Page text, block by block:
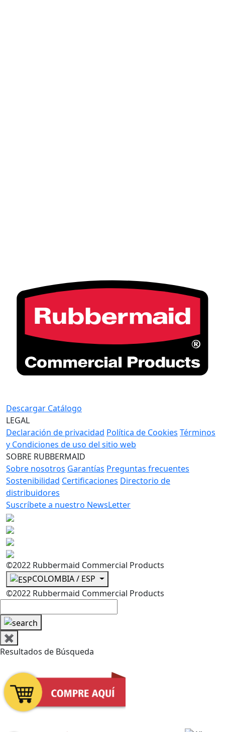
Descargar Catálogo
LEGAL
Declaración de privacidad Política de Cookies Términos
y Condiciones de uso del sitio web
SOBRE RUBBERMAID
Sobre nosotros Garantías Preguntas frecuentes
Sostenibilidad Certificaciones Directorio de
distribuidores
Suscríbete a nuestro NewsLetter
©2022 Rubbermaid Commercial Products
COLOMBIA / ESP
©2022 Rubbermaid Commercial Products
✖
Resultados de Búsqueda